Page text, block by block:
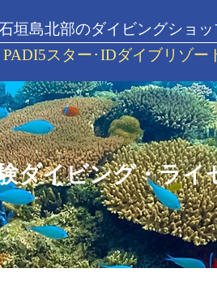
垣島北部のダイビングショッ
PADI5スター･IDダイブリゾー
ダイビング・ライ